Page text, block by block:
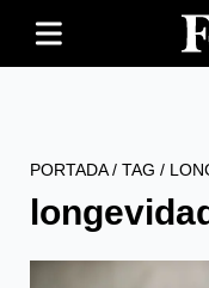
PORTADA/ TAG /